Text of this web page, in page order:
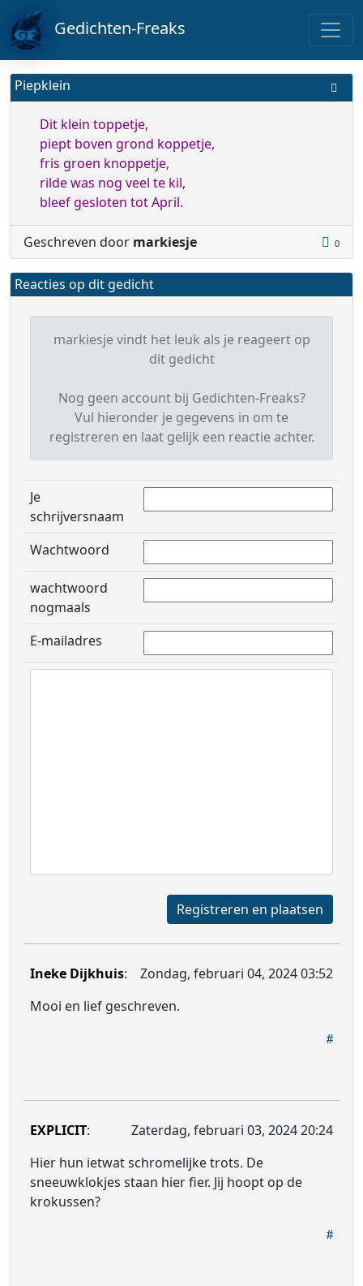
Gedichten-Freaks
Piepklein
Dit klein toppetje,
piept boven grond koppetje,
fris groen knoppetje,
rilde was nog veel te kil,
bleef gesloten tot April.
Geschreven door markiesje 0
Reacties op dit gedicht
markiesje vindt het leuk als je reageert op
dit gedicht
Nog geen account bij Gedichten-Freaks?
Vul hieronder je gegevens in om te
registreren en laat gelijk een reactie achter.
Je
schrijversnaam
Wachtwoord
wachtwoord
nogmaals
E-mailadres
Registreren en plaatsen
Ineke Dijkhuis:
Zondag, februari 04, 2024 03:52
Mooi en lief geschreven.
EXPLICIT:
Zaterdag, februari 03, 2024 20:24
Hier hun ietwat schromelijke trots. De
sneeuwklokjes staan hier fier. Jij hoopt op de
krokussen?